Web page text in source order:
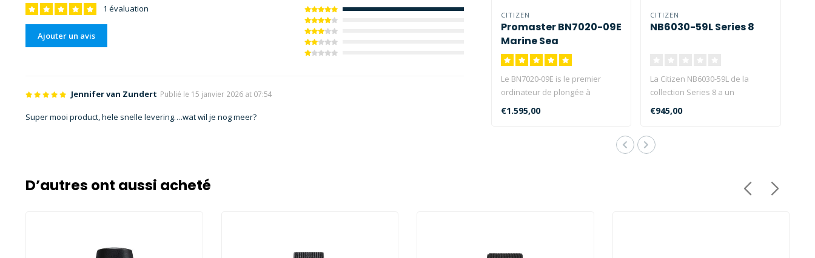
1 évaluation
Ajouter un avis
Jennifer van Zundert Publié le 15 janvier 2026 at 07:54
Super mooi product, hele snelle levering….wat wil je nog meer?
CITIZEN
Promaster BN7020-09E
Marine Sea
Le BN7020-09E is le premier
ordinateur de plongée à
€1.595,00
CITIZEN
NB6030-59L Series 8
La Citizen NB6030-59L de la
collection Series 8 a un
mécanique/automa..
€945,00
D’autres ont aussi acheté